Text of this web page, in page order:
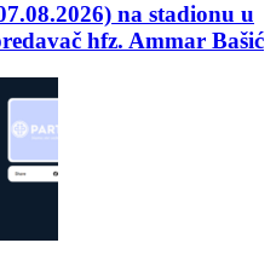
na stadionu u
hfz. Ammar Bašić